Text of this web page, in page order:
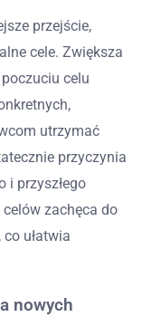
przejście,
cele. Zwiększa
celu
utrzymać
przyczynia
i przyszłego
zachęca do
ułatwia
nowych